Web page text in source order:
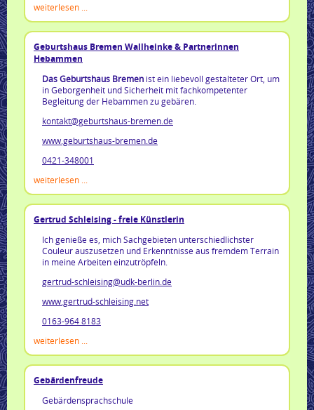
weiterlesen ...
Geburtshaus Bremen Wallheinke & Partnerinnen
Hebammen
Das Geburtshaus Bremen ist ein liebevoll gestalteter Ort, um
in Geborgenheit und Sicherheit mit fachkompetenter
Begleitung der Hebammen zu gebären.
kontakt@geburtshaus-bremen.de
www.geburtshaus-bremen.de
0421-348001
weiterlesen ...
Gertrud Schleising - freie Künstlerin
Ich genieße es, mich Sachgebieten unterschiedlichster
Couleur auszusetzen und Erkenntnisse aus fremdem Terrain
in meine Arbeiten einzutröpfeln.
gertrud-schleising@udk-berlin.de
www.gertrud-schleising.net
0163-964 8183
weiterlesen ...
Gebärdenfreude
Gebärdensprachschule